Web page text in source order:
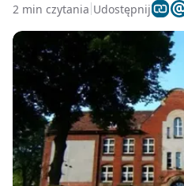
2 min czytania Udostępnij